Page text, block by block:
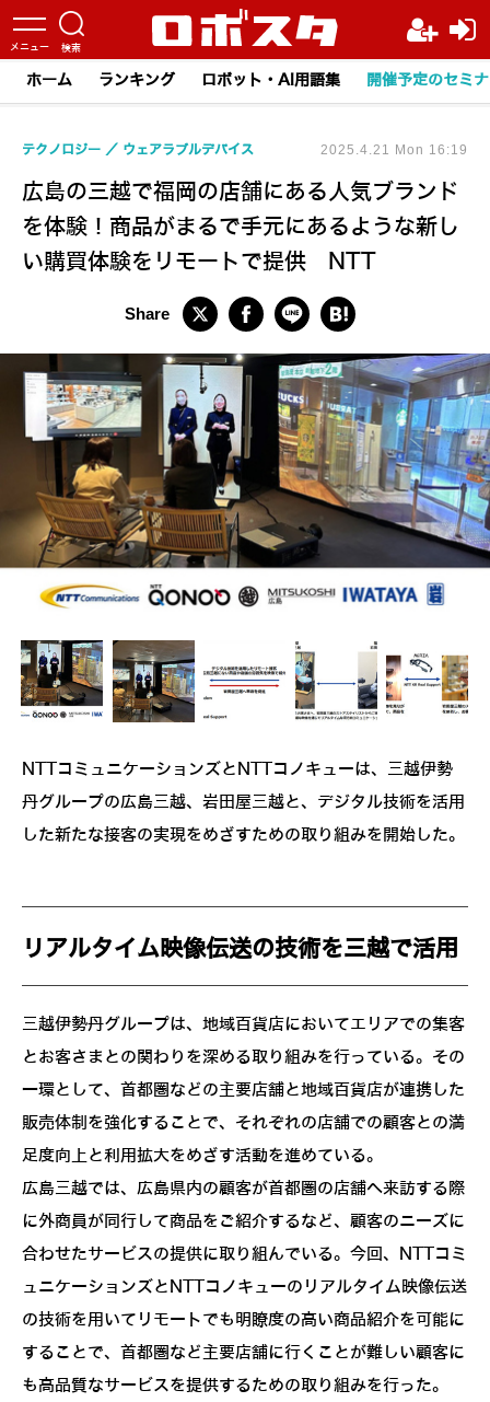
ホーム ランキング ロボット・AI用語集 開催予定のセミ
広島の三越で福岡の店舗にある人気ブランド
を体験！商品がまるで手元にあるような新し
い購買体験をリモートで提供 NTT
テクノロジー ウェアラブルデバイス 2025.4.21 Mon 16:19
NTTコミュニケーションズとNTTコノキューは、三越伊勢
丹グループの広島三越、岩田屋三越と、デジタル技術を活用
した新たな接客の実現をめざすための取り組みを開始した。
リアルタイム映像伝送の技術を三越で活用
三越伊勢丹グループは、地域百貨店においてエリアでの集客
とお客さまとの関わりを深める取り組みを行っている。その
一環として、首都圏などの主要店舗と地域百貨店が連携した
販売体制を強化することで、それぞれの店舗での顧客との満
足度向上と利用拡大をめざす活動を進めている。
広島三越では、広島県内の顧客が首都圏の店舗へ来訪する際
に外商員が同行して商品をご紹介するなど、顧客のニーズに
合わせたサービスの提供に取り組んでいる。今回、NTTコミ
ュニケーションズとNTTコノキューのリアルタイム映像伝送
の技術を用いてリモートでも明瞭度の高い商品紹介を可能に
することで、首都圏など主要店舗に行くことが難しい顧客に
も高品質なサービスを提供するための取り組みを行った。